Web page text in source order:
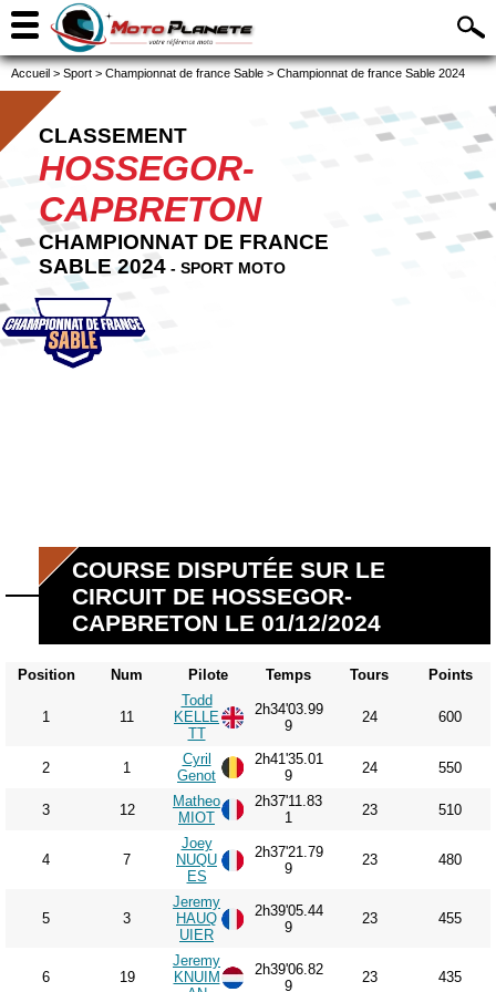
Accueil > Sport > Championnat de france Sable > Championnat de france Sable 2024
CLASSEMENT
HOSSEGOR-
CAPBRETON
CHAMPIONNAT DE FRANCE
SABLE 2024 - SPORT MOTO
COURSE DISPUTÉE SUR LE
CIRCUIT DE HOSSEGOR-
CAPBRETON LE 01/12/2024
Position Num Pilote Temps Tours Points
1 11
Todd
KELLE
TT
2h34'03.99
9
24 600
2 1
Cyril
Genot
2h41'35.01
9
24 550
3 12
Matheo
MIOT
2h37'11.83
1
23 510
4 7
Joey
NUQU
ES
2h37'21.79
9
23 480
5 3
Jeremy
HAUQ
UIER
2h39'05.44
9
23 455
6 19
Jeremy
KNUIM
2h39'06.82
9
23 435